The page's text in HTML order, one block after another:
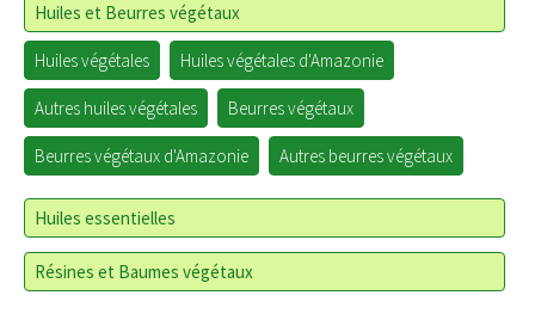
Huiles et Beurres végétaux
Huiles végétales Huiles végétales d'Amazonie
Autres huiles végétales Beurres végétaux
Beurres végétaux d'Amazonie Autres beurres végétaux
Huiles essentielles
Résines et Baumes végétaux